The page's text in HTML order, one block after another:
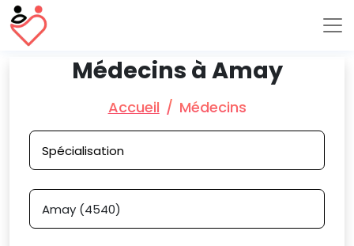
Médecins à Amay
Accueil Médecins